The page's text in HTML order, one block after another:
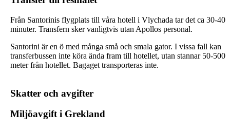
Från Santorinis flygplats till våra hotell i Vlychada tar det ca 30-40
minuter. Transfern sker vanligtvis utan Apollos personal.
Santorini är en ö med många små och smala gator. I vissa fall kan
transferbussen inte köra ända fram till hotellet, utan stannar 50-500
meter från hotellet. Bagaget transporteras inte.
Skatter och avgifter
Miljöavgift i Grekland